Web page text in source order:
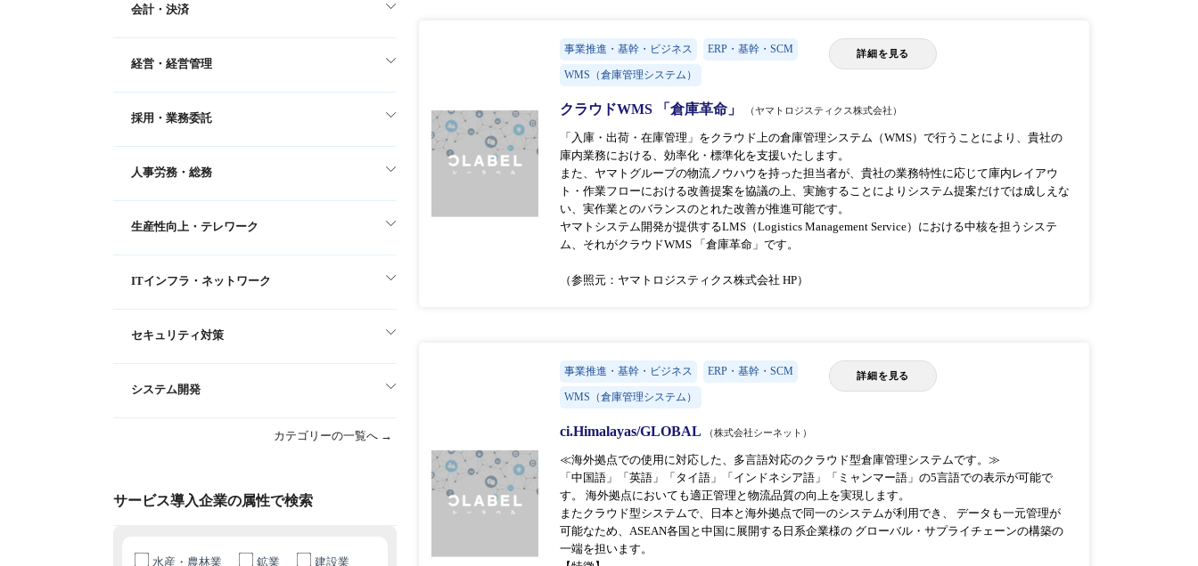
会計・決済
経営・経営管理
採用・業務委託
人事労務・総務
生産性向上・テレワーク
ITインフラ・ネットワーク
セキュリティ対策
システム開発
カテゴリーの一覧へ →
サービス導入企業の属性で検索
水産・農林業 鉱業 建設業
事業推進・基幹・ビジネス ERP・基幹・SCM
WMS（倉庫管理システム）
詳細を見る
クラウドWMS 「倉庫革命」 （ヤマトロジスティクス株式会社）
「入庫・出荷・在庫管理」をクラウド上の倉庫管理システム（WMS）で行うことにより、貴社の
庫内業務における、効率化・標準化を支援いたします。
また、ヤマトグループの物流ノウハウを持った担当者が、貴社の業務特性に応じて庫内レイアウ
ト・作業フローにおける改善提案を協議の上、実施することによりシステム提案だけでは成しえな
い、実作業とのバランスのとれた改善が推進可能です。
ヤマトシステム開発が提供するLMS（Logistics Management Service）における中核を担うシステ
ム、それがクラウドWMS 「倉庫革命」です。
（参照元：ヤマトロジスティクス株式会社 HP）
事業推進・基幹・ビジネス ERP・基幹・SCM
WMS（倉庫管理システム）
詳細を見る
ci.Himalayas/GLOBAL （株式会社シーネット）
≪海外拠点での使用に対応した、多言語対応のクラウド型倉庫管理システムです。≫
「中国語」「英語」「タイ語」「インドネシア語」「ミャンマー語」の5言語での表示が可能で
す。 海外拠点においても適正管理と物流品質の向上を実現します。
またクラウド型システムで、日本と海外拠点で同一のシステムが利用でき、 データも一元管理が
可能なため、ASEAN各国と中国に展開する日系企業様の グローバル・サプライチェーンの構築の
一端を担います。